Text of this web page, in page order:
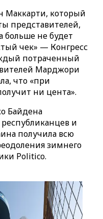
Маккарти, который
представителей,
больше не будет
чек» — Конгресс
потраченный
Марджори
что «при
ни цента».
Байдена
и
получила всю
зимнего
Politico.